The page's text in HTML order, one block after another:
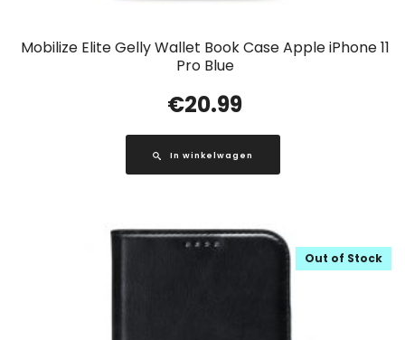
Mobilize Elite Gelly Wallet Book Case Apple iPhone 11
Pro Blue
€20.99
In winkelwagen
Out of Stock